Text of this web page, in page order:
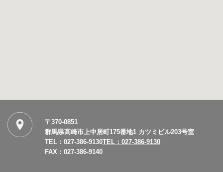
〒370-0851
群馬県高崎市上中居町175番地1 カツミビル203号室
TEL：027-386-9130TEL：027-386-9130
FAX：027-386-9140